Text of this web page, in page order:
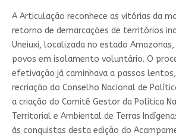
A Articulação reconhece as vitórias da
retorno de demarcações de territórios
Uneiuxi, localizada no estado
povos em isolamento voluntário. O
efetivação já caminhava a passos
recriação do Conselho Nacional de
a criação do Comitê Gestor da Política
Territorial e Ambiental de Terras
às conquistas desta edição do